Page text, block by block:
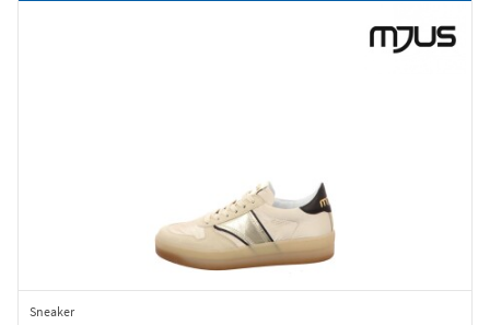
Sneaker